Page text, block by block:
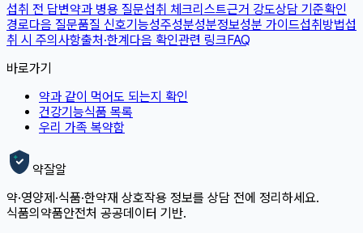
섭취 전 답변약과 병용 질문섭취 체크리스트근거 강도상담 기준확인
경로다음 질문품질 신호기능성주성분성분정보성분 가이드섭취방법섭
취 시 주의사항출처·한계다음 확인관련 링크FAQ
바로가기
약과 같이 먹어도 되는지 확인
건강기능식품 목록
우리 가족 복약함
약잘알
약·영양제·식품·한약재 상호작용 정보를 상담 전에 정리하세요.
식품의약품안전처 공공데이터 기반.